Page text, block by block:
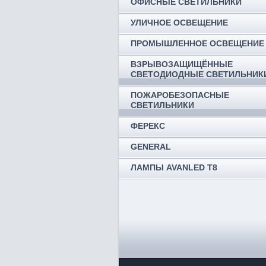
УЛИЧНОЕ ОСВЕЩЕНИЕ
ПРОМЫШЛЕННОЕ ОСВЕЩЕНИЕ
ВЗРЫВОЗАЩИЩЁННЫЕ
СВЕТОДИОДНЫЕ
ПОЖАРОБЕЗОПАСНЫЕ
СВЕТИЛЬНИКИ
ФЕРЕКС
GENERAL
ЛАМПЫ AVANLED T8